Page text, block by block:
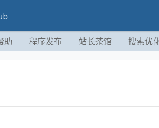
助 程序发布 站长茶馆 搜索优